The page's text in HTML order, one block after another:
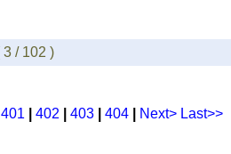
3 / 102 )
401 402 403 404 Next> Last>>